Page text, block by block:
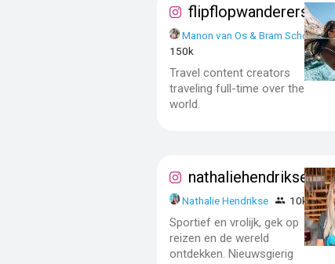
flipflopwanderers
Manon van Os & Bram School
150k
Travel content creators
traveling full-time over the
world.
nathaliehendrikse
Nathalie Hendrikse 10k - 50k
Sportief en vrolijk, gek op
reizen en de wereld
ontdekken. Nieuwsgierig